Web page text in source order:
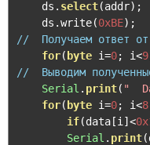
    ds
. select(addr);
    ds
.write(0xBE);
//  Получаем
for( byte i=0; i<9
//  Выводим
Serial . print( "
for( byte i=0; i<8
if(data [i ]<
Serial . print(